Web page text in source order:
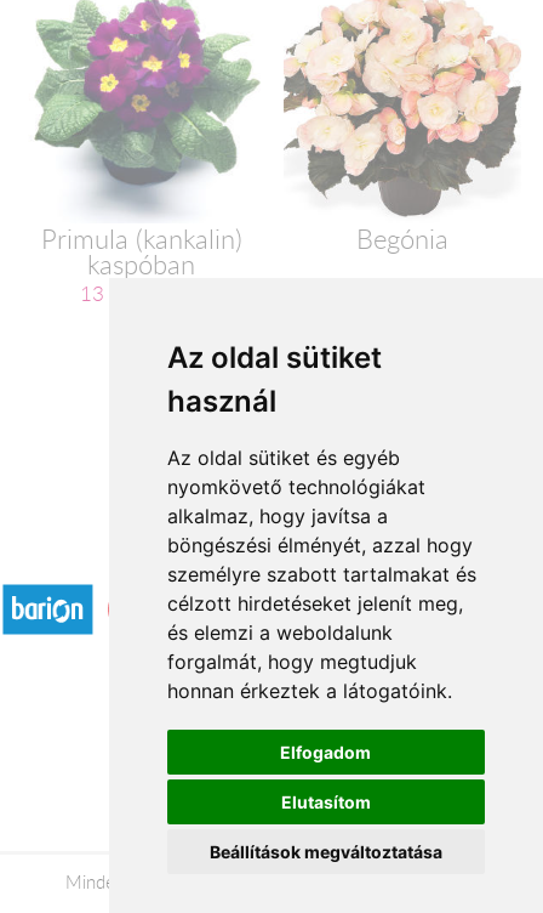
Az oldal sütiket
használ
Az oldal sütiket és egyéb
nyomkövető technológiákat
alkalmaz, hogy javítsa a
böngészési élményét, azzal hogy
személyre szabott tartalmakat és
célzott hirdetéseket jelenít meg,
és elemzi a weboldalunk
forgalmát, hogy megtudjuk
honnan érkeztek a látogatóink.
Elfogadom
Elutasítom
Beállítások megváltoztatása
Primula (kankalin)
kaspóban
13 600 Ft-tól
Begónia
1 2
Elfogadott fizetési módok
Á.SZ.F.
Impresszum
Adatkezelési tájékoztató
Minden jog fenntartva © 2026 |